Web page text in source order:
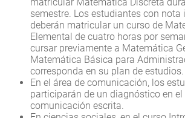
semestre. Los estudiantes con nota
deberán matricular un curso de
Elemental de cuatro horas por
cursar previamente a Matemática
Matemática Básica para
corresponda en su plan de estudios.
En el área de comunicación, los
participarán de un diagnóstico en el
comunicación escrita.